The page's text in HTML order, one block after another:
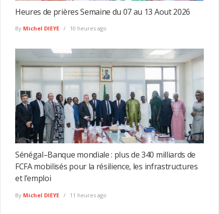
Heures de prières Semaine du 07 au 13 Aout 2026
By Michel DIEYE 10 heures ago
Sénégal–Banque mondiale : plus de 340 milliards de
FCFA mobilisés pour la résilience, les infrastructures
et l’emploi
By Michel DIEYE 11 heures ago